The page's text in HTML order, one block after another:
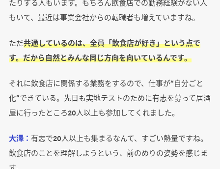
たりする人もいます。もちろん飲食店での勤務経験がない人
もいて、最近は事業会社からの転職者も増えていますね。
ただ共通しているのは、全員「飲食店が好き」という点で
す。だから自然とみんな同じ方向を向いているんです。
それに飲食店に関係する業務をするので、仕事が“自分ごと
化”できている。先日も実地テストのために有志を募って居酒
屋に行ったところ20人以上も参加してくれました。
大澤： 有志で20人以上も集まるなんて、すごい熱量ですね。
飲食店のことを理解しようという、前のめりの姿勢を感じま